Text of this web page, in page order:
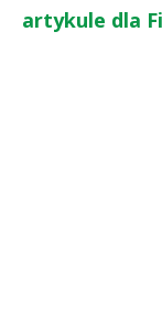
artykule dla